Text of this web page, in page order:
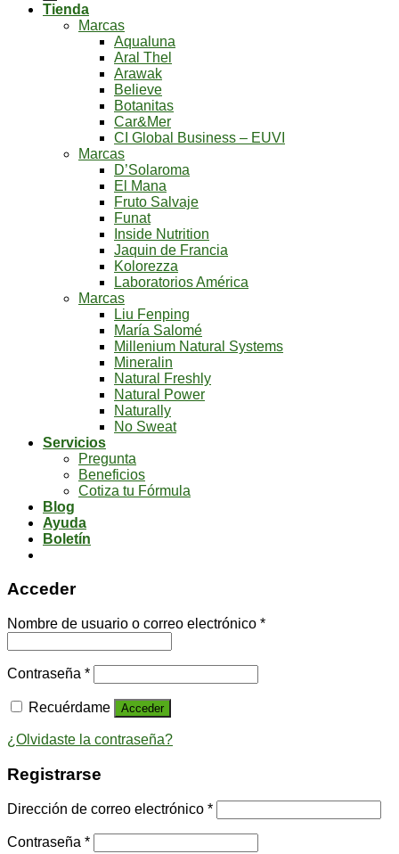
Tienda
Marcas
Aqualuna
Aral Thel
Arawak
Believe
Botanitas
Car&Mer
CI Global Business – EUVI
Marcas
D’Solaroma
El Mana
Fruto Salvaje
Funat
Inside Nutrition
Jaquin de Francia
Kolorezza
Laboratorios América
Marcas
Liu Fenping
María Salomé
Millenium Natural Systems
Mineralin
Natural Freshly
Natural Power
Naturally
No Sweat
Servicios
Pregunta
Beneficios
Cotiza tu Fórmula
Blog
Ayuda
Boletín
Acceder
Nombre de usuario o correo electrónico *
Contraseña *
Recuérdame Acceder
¿Olvidaste la contraseña?
Registrarse
Dirección de correo electrónico *
Contraseña *